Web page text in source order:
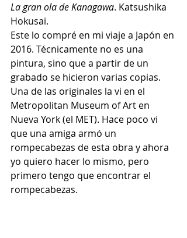
La gran ola de Kanagawa. Katsushika
Hokusai.
Este lo compré en mi viaje a Japón en
2016. Técnicamente no es una
pintura, sino que a partir de un
grabado se hicieron varias copias.
Una de las originales la vi en el
Metropolitan Museum of Art en
Nueva York (el MET). Hace poco vi
que una amiga armó un
rompecabezas de esta obra y ahora
yo quiero hacer lo mismo, pero
primero tengo que encontrar el
rompecabezas.